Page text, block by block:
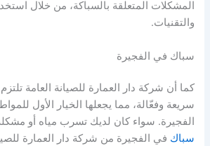
المشكلات المتعلقة بالسباكة، من خلال
والتقنيات.
سباك في الفجيرة
كما أن شركة دار العمارة للصيانة العامة
سريعة وفعّالة، مما يجعلها الخيار الأول
الفجيرة. سواء كان لديك تسرب مياه أو
سباك في الفجيرة من شركة دار العمارة